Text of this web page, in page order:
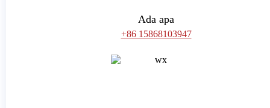
Ada apa
+86 15868103947